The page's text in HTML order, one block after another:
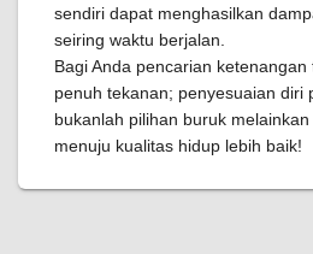
sendiri dapat menghasilkan
seiring waktu berjalan.
Bagi Anda pencarian
penuh tekanan; penyesuaian diri
bukanlah pilihan buruk
menuju kualitas hidup lebih baik!